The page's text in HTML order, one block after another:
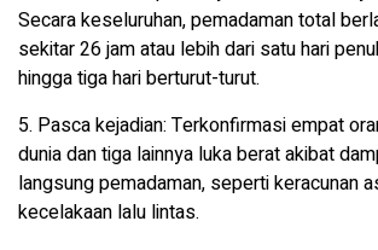
Secara keseluruhan, pemadaman total
sekitar 26 jam atau lebih dari satu hari
hingga tiga hari berturut-turut.
5. Pasca kejadian: Terkonfirmasi empat
dunia dan tiga lainnya luka berat akibat
langsung pemadaman, seperti keracunan
kecelakaan lalu lintas.